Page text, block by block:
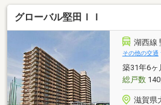
グローバル堅田ＩＩ
湖西線
その他の交通
築31年6ヶ
総戸数140
滋賀県